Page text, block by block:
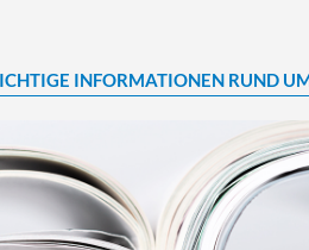
INFORMATIONEN RUND UM